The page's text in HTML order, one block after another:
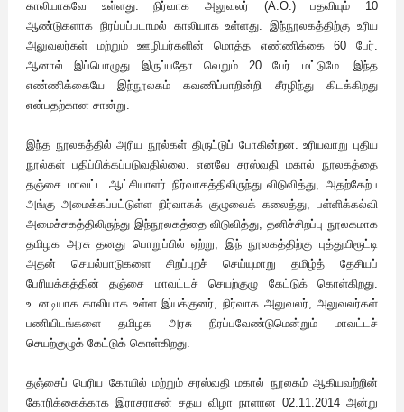
காலியாகவே உள்ளது. நிர்வாக அலுவலர் (A.O.) பதவியும் 10
ஆண்டுகளாக நிரப்பப்படாமல் காலியாக உள்ளது. இந்நூலகத்திற்கு உரிய
அலுவலர்கள் மற்றும் ஊழியர்களின் மொத்த எண்ணிக்கை 60 பேர்.
ஆனால் இப்பொழுது இருப்பதோ வெறும் 20 பேர் மட்டுமே. இந்த
எண்ணிக்கையே இந்நூலகம் கவணிப்பாறின்றி சீரழிந்து கிடக்கிறது
என்பதற்கான சான்று.
இந்த நூலகத்தில் அரிய நூல்கள் திருட்டுப் போகின்றன. உரியவாறு புதிய
நூல்கள் பதிப்பிக்கப்படுவதில்லை. எனவே சரஸ்வதி மகால் நூலகத்தை
தஞ்சை மாவட்ட ஆட்சியாளர் நிர்வாகத்திலிருந்து விடுவித்து, அதற்கேற்ப
அங்கு அமைக்கப்பட்டுள்ள நிர்வாகக் குழுவைக் கலைத்து, பள்ளிக்கல்வி
அமைச்சகத்திலிருந்து இந்நூலகத்தை விடுவித்து, தனிச்சிறப்பு நூலகமாக
தமிழக அரசு தனது பொறுப்பில் ஏற்று, இந் நூலகத்திற்கு புத்துயிரூட்டி
அதன் செயல்பாடுகளை சிறப்புறச் செய்யுமாறு தமிழ்த் தேசியப்
பேரியக்கத்தின் தஞ்சை மாவட்டச் செயற்குழு கேட்டுக் கொள்கிறது.
உடனடியாக காலியாக உள்ள இயக்குனர், நிர்வாக அலுவலர், அலுவலர்கள்
பணியிடங்களை தமிழக அரசு நிரப்பவேண்டுமென்றும் மாவட்டச்
செயற்குழுக் கேட்டுக் கொள்கிறது.
தஞ்சைப் பெரிய கோயில் மற்றும் சரஸ்வதி மகால் நூலகம் ஆகியவற்றின்
கோரிக்கைக்காக இராசராசன் சதய விழா நாளான 02.11.2014 அன்று